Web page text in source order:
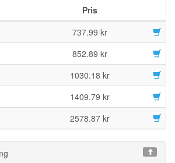
Pris
737.99 kr
852.89 kr
1030.18 kr
1409.79 kr
2578.87 kr